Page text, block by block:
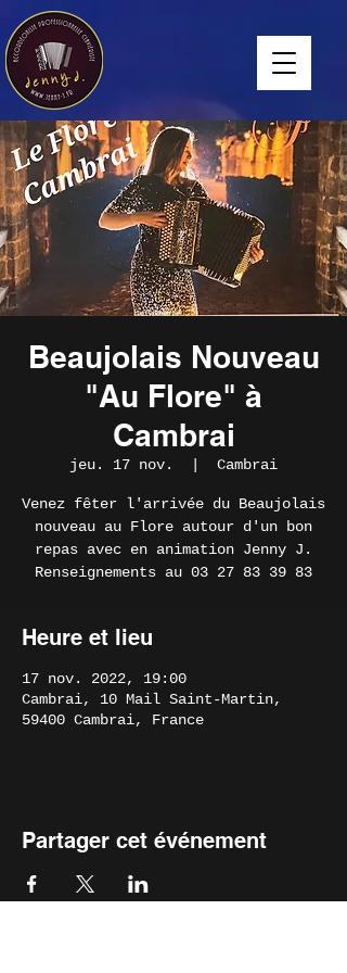
Beaujolais Nouveau
"Au Flore" à
Cambrai
jeu. 17 nov. Cambrai
Venez fêter l'arrivée du Beaujolais
nouveau au Flore autour d'un bon
repas avec en animation Jenny J.
Renseignements au 03 27 83 39 83
Heure et lieu
17 nov. 2022, 19:00
Cambrai, 10 Mail Saint-Martin,
59400 Cambrai, France
Partager cet événement